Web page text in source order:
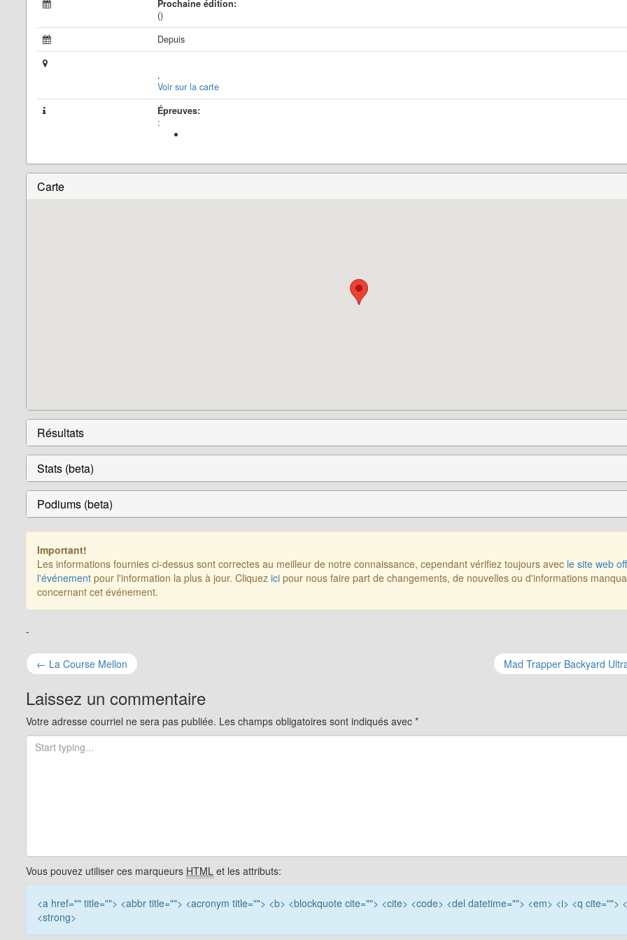
Prochaine édition:
()
Depuis
,
Voir sur la carte
Épreuves:
:
Carte
Résultats
Stats (beta)
Podiums (beta)
Important!
Les informations fournies ci-dessus sont correctes au meilleur de notre connaissance, cependant vérifiez toujours avec le site web
l'événement pour l'information la plus à jour. Cliquez ici pour nous faire part de changements, de nouvelles ou d'informations
concernant cet événement.
-
Navigation
pour
les
articles
← La Course Mellon Mad Trapper Backyard
Laissez un commentaire
Votre adresse courriel ne sera pas publiée. Les champs obligatoires sont indiqués avec *
Vous pouvez utiliser ces marqueurs HTML et les attributs:
<a href="" title=""> <abbr title=""> <acronym title=""> <b> <blockquote cite=""> <cite> <code> <del datetime=""> <em> <i> <q cite="">
<strong>